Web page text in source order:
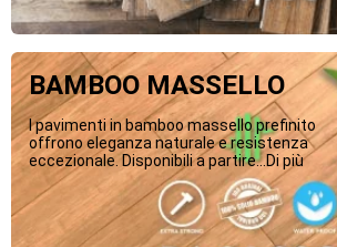
BAMBOO MASSELLO
I pavimenti in bamboo massello prefinito
offrono eleganza naturale e resistenza
eccezionale. Disponibili a partire...Di più